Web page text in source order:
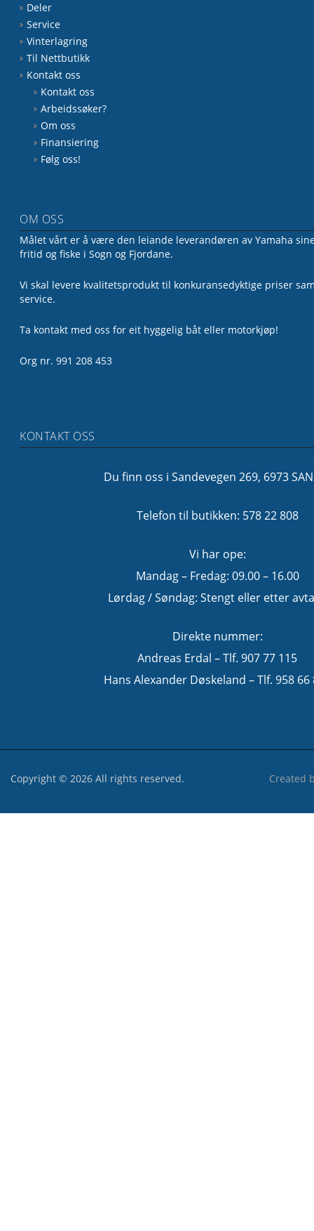
Deler
Service
Vinterlagring
Til Nettbutikk
Kontakt oss
Kontakt oss
Arbeidssøker?
Om oss
Finansiering
Følg oss!
OM OSS
Målet vårt er å være den leiande leverandøren av Yamaha
fritid og fiske i Sogn og Fjordane.
Vi skal levere kvalitetsprodukt til konkuransedyktige priser
service.
Ta kontakt med oss for eit hyggelig båt eller motorkjøp!
Org nr. 991 208 453
KONTAKT OSS
Du finn oss i Sandevegen 269, 6973
Telefon til butikken: 578 22 808
Vi har ope:
Mandag – Fredag: 09.00 – 16.00
Lørdag / Søndag: Stengt eller etter
Direkte nummer:
Andreas Erdal – Tlf. 907 77 115
Hans Alexander Døskeland – Tlf. 958 66
Copyright © 2026 All rights reserved. Created